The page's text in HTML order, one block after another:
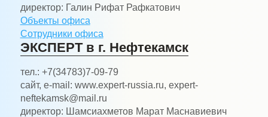
директор: Галин Рифат Рафкатович
Объекты офиса
Сотрудники офиса
ЭКСПЕРТ в г. Нефтекамск
тел.: +7(34783)7-09-79
сайт, e-mail: www.expert-russia.ru, expert-
neftekamsk@mail.ru
директор: Шамсиахметов Марат Маснавиевич